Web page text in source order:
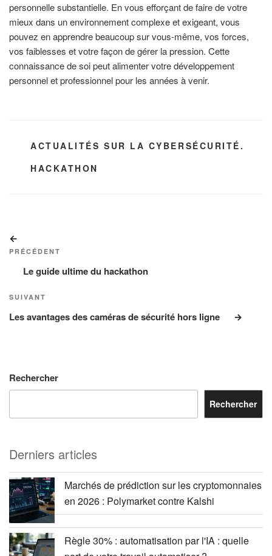
personnelle substantielle. En vous efforçant de faire de votre
mieux dans un environnement complexe et exigeant, vous
pouvez en apprendre beaucoup sur vous-même, vos forces,
vos faiblesses et votre façon de gérer la pression. Cette
connaissance de soi peut alimenter votre développement
personnel et professionnel pour les années à venir.
CATÉGORIES
ACTUALITÉS SUR LA CYBERSÉCURITÉ.
ÉTIQUETTES
HACKATHON
de
l’article
précédent
PRÉCÉDENT
Le guide ultime du hackathon
Article
suivant
SUIVANT
Les avantages des caméras de sécurité hors ligne
Rechercher
Rechercher
Derniers articles
Marchés de prédiction sur les cryptomonnaies
en 2026 : Polymarket contre Kalshi
Règle 30% : automatisation par l'IA : quelle